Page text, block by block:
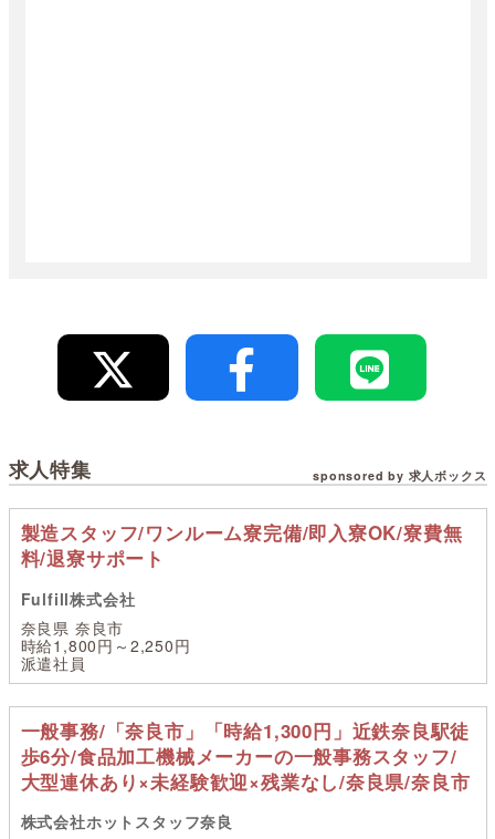
求人特集 sponsored by 求人ボックス
製造スタッフ/ワンルーム寮完備/即入寮OK/寮費無
料/退寮サポート
Fulfill株式会社
奈良県 奈良市
時給1,800円～2,250円
派遣社員
一般事務/「奈良市」「時給1,300円」近鉄奈良駅徒
歩6分/食品加工機械メーカーの一般事務スタッフ/
大型連休あり×未経験歓迎×残業なし/奈良県/奈良市
株式会社ホットスタッフ奈良